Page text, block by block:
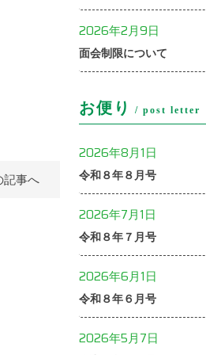
記事へ
2026年2月9日
面会制限について
お便り post letter
2026年8月1日
令和８年８月号
2026年7月1日
令和８年７月号
2026年6月1日
令和８年６月号
2026年5月7日